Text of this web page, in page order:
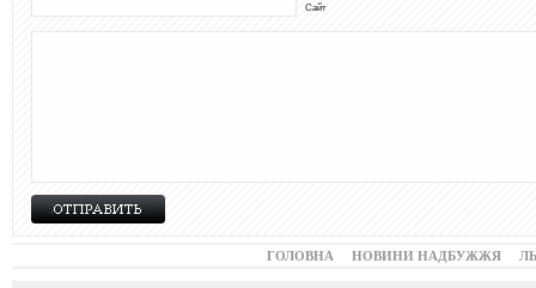
Сайт
ГОЛОВНА НОВИНИ НАДБУЖЖЯ